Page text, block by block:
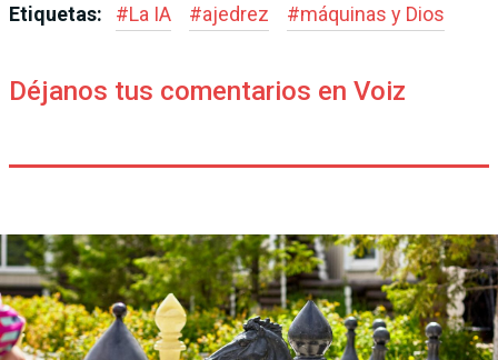
Etiquetas: #La IA #ajedrez #máquinas y Dios
Déjanos tus comentarios en Voiz